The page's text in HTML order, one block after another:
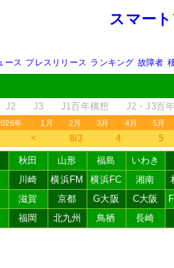
スマー
ース プレスリリース ランキング 故障者
J2 J3 J1百年構想 J2・J3百
年 1月 2月 3月 4月 5月
＜ 8/3 4 5
秋田 山形 福島
いわき
川崎 横浜FM 横浜FC 湘南
滋賀 京都 G大阪 C大阪
福岡 北九州 鳥栖 長崎